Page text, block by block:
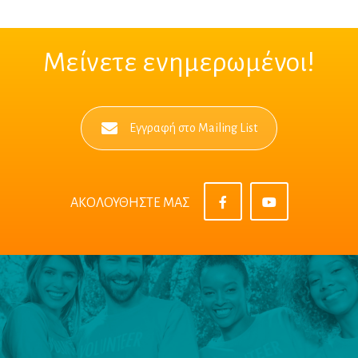
Μείνετε ενημερωμένοι!
Εγγραφή στο Mailing List
ΑΚΟΛΟΥΘΗΣΤΕ ΜΑΣ